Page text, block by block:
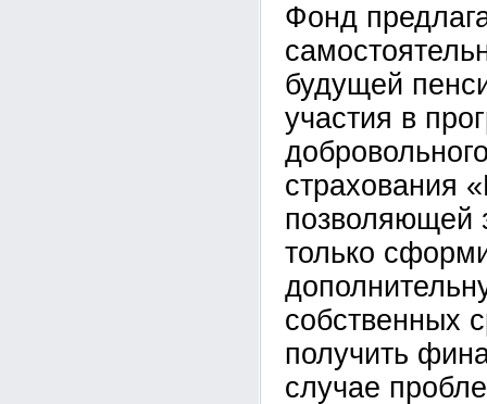
Фонд
будущей
участия в
страхования
позволяющей
только
собственных
получить
случае